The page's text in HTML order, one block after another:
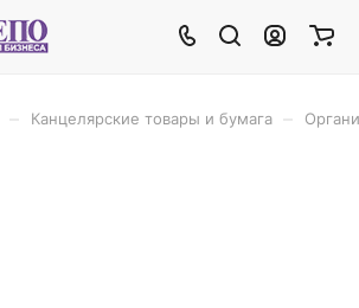
Канцелярские товары и бумага